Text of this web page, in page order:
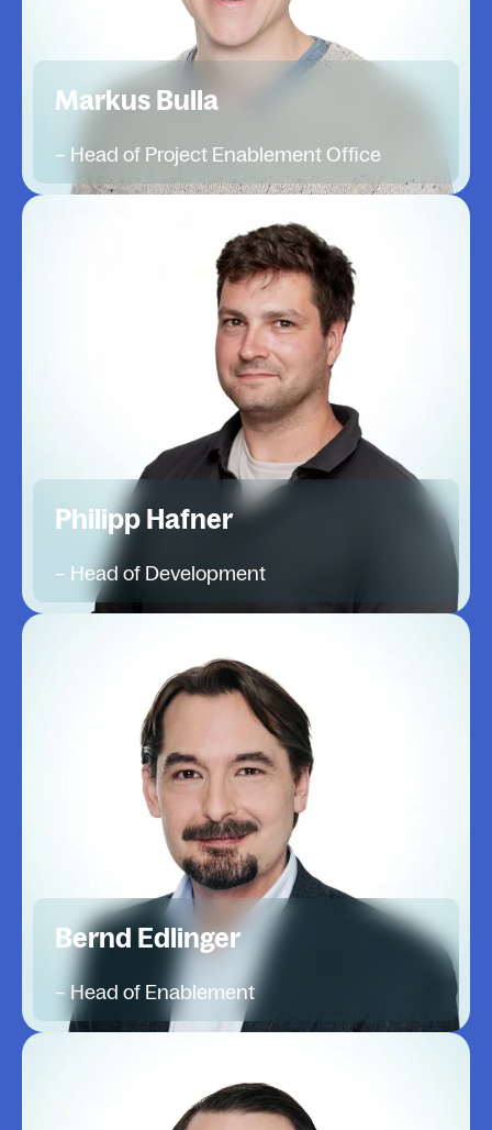
Markus Bulla
– Head of Project Enablement Office
Philipp Hafner
– Head of Development
Bernd Edlinger
– Head of Enablement